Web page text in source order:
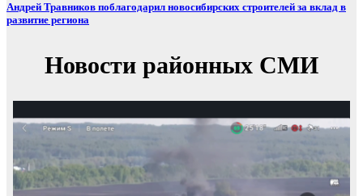
Андрей Травников поблагодарил новосибирских строителей за вклад в
развитие региона